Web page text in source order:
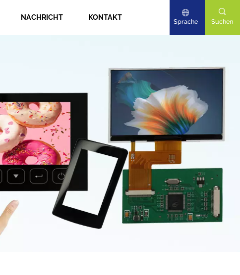
NACHRICHT KONTAKT Suchen
Sprache
English
Deutsch
日本語